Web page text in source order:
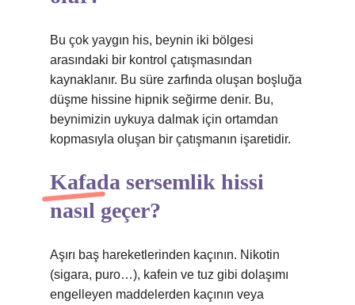
Bu çok yaygın his, beynin iki bölgesi
arasındaki bir kontrol çatışmasından
kaynaklanır. Bu süre zarfında oluşan boşluğa
düşme hissine hipnik seğirme denir. Bu,
beynimizin uykuya dalmak için ortamdan
kopmasıyla oluşan bir çatışmanın işaretidir.
Kafada sersemlik hissi
nasıl geçer?
Aşırı baş hareketlerinden kaçının. Nikotin
(sigara, puro…), kafein ve tuz gibi dolaşımı
engelleyen maddelerden kaçının veya